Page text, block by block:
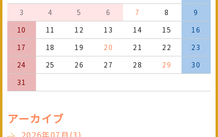
3
4 5 6 7 8
9
10
11 12 13 14 15
16
17
18 19 20 21 22
23
24
25 26 27 28 29
30
31
アーカイブ
2026年07月(3)